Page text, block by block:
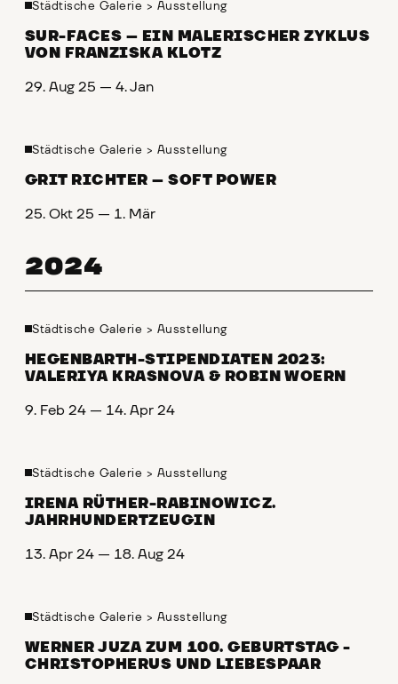
Städtische Galerie > Ausstellung
SUR-FACES – EIN MALERISCHER ZYKLUS
VON FRANZISKA KLOTZ
29. Aug 25 — 4. Jan
Städtische Galerie > Ausstellung
GRIT RICHTER – SOFT POWER
25. Okt 25 — 1. Mär
2024
Städtische Galerie > Ausstellung
HEGENBARTH-STIPENDIATEN 2023:
VALERIYA KRASNOVA & ROBIN WOERN
9. Feb 24 — 14. Apr 24
Städtische Galerie > Ausstellung
IRENA RÜTHER-RABINOWICZ.
JAHRHUNDERTZEUGIN
13. Apr 24 — 18. Aug 24
Städtische Galerie > Ausstellung
WERNER JUZA ZUM 100. GEBURTSTAG -
CHRISTOPHERUS UND LIEBESPAAR